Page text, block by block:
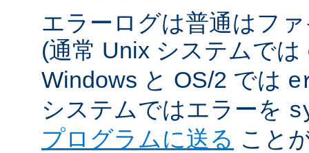
エラーログは普通はフ
(通常 Unix システムでは
Windows と OS/2 では
システムではエラーを
プログラムに送る こと